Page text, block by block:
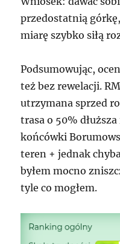
przedostatnią
miarę szybko siłą
Podsumowując,
też bez rewelacji.
utrzymana sprzed
trasa o 50%
końcówki
teren + jednak
byłem mocno
tyle co mogłem.